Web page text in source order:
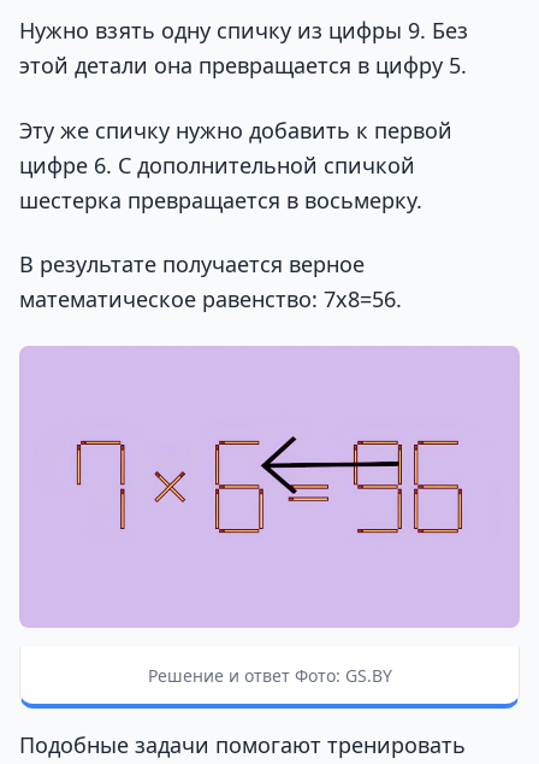
Нужно взять одну спичку из цифры 9. Без
этой детали она превращается в цифру 5.
Эту же спичку нужно добавить к первой
цифре 6. С дополнительной спичкой
шестерка превращается в восьмерку.
В результате получается верное
математическое равенство: 7х8=56.
Решение и ответ Фото: GS.BY
Подобные задачи помогают тренировать